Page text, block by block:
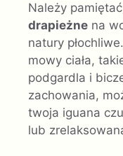
Należy
drapieżne na
natury
mowy ciała,
podgardla i
zachowania,
twoja iguana
lub